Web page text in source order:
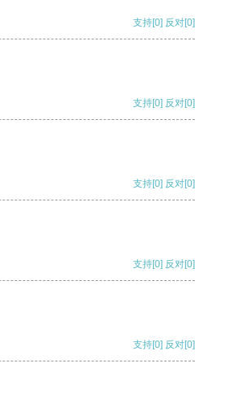
支持[0] 反对[0]
支持[0] 反对[0]
支持[0] 反对[0]
支持[0] 反对[0]
支持[0] 反对[0]